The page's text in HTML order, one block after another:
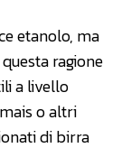
etanolo, ma
ragione
a livello
o altri
di birra